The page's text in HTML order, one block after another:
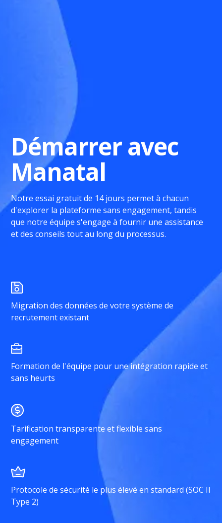
Démarrer avec
Manatal
Notre essai gratuit de 14 jours permet à chacun
d'explorer la plateforme sans engagement, tandis
que notre équipe s'engage à fournir une assistance
et des conseils tout au long du processus.
Migration des données de votre système de
recrutement existant
Formation de l'équipe pour une intégration rapide et
sans heurts
Tarification transparente et flexible sans
engagement
Protocole de sécurité le plus élevé en standard (SOC II
Type 2)